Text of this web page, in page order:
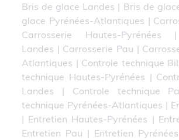
Bris de glace Landes | Bris de
glace Pyrénées-Atlantiques |
Carrosserie Hautes-Pyrénées
Landes | Carrosserie Pau |
Atlantiques | Controle technique
technique Hautes-Pyrénées |
Landes | Controle technique
technique Pyrénées-Atlantiques |
| Entretien Hautes-Pyrénées |
Entretien Pau | Entretien